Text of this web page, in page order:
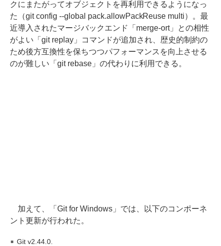
クにまたがってオブジェクトを再利用できるようになっ
た（git config --global pack.allowPackReuse multi）。最
近導入されたマージバックエンド「merge-ort」との相性
がよい「git replay」コマンドが追加され、歴史的制約の
ため後方互換性を保ちつつパフォーマンスを向上させる
のが難しい「git rebase」の代わりに利用できる。
加えて、「Git for Windows」では、以下のコンポーネ
ント更新が行われた。
Git v2.44.0.